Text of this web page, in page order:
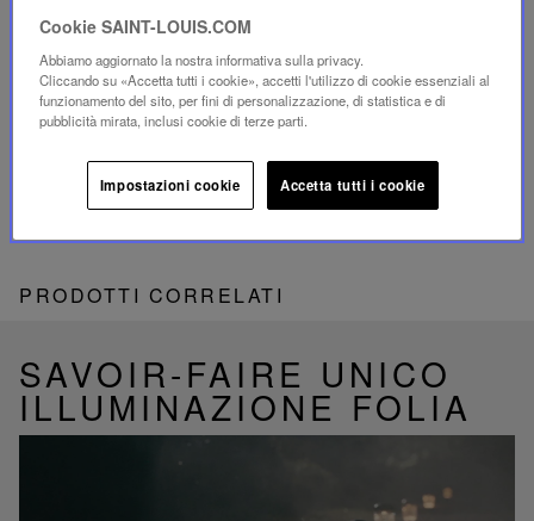
Il nostro servizio clienti è disponibile dal lunedì al
venerdì, dalle 10:00 alle 18:00.
Per telefono:+33 1 49 42 42 63
Su WhatsApp:+33 7 89 41 73 31
PRODOTTI CORRELATI
SAVOIR-FAIRE UNICO
ILLUMINAZIONE FOLIA
Cookie SAINT-LOUIS.COM
Abbiamo aggiornato la nostra informativa sulla privacy.
Cliccando su «Accetta tutti i cookie», accetti l'utilizzo di cookie essenziali al
funzionamento del sito, per fini di personalizzazione, di statistica e di
pubblicità mirata, inclusi cookie di terze parti.
Impostazioni cookie Accetta tutti i cookie